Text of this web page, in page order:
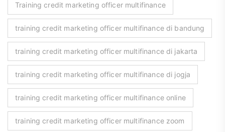
Training credit marketing officer multifinance
training credit marketing officer multifinance di bandung
training credit marketing officer multifinance di jakarta
training credit marketing officer multifinance di jogja
training credit marketing officer multifinance online
training credit marketing officer multifinance zoom